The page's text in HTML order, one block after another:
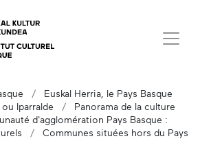
Euskal Herria, le Pays Basque
Iparralde
Panorama de la culture
d'agglomération Pays Basque :
Communes situées hors du Pays